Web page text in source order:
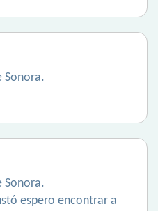
Sonora.
Sonora.
espero encontrar a